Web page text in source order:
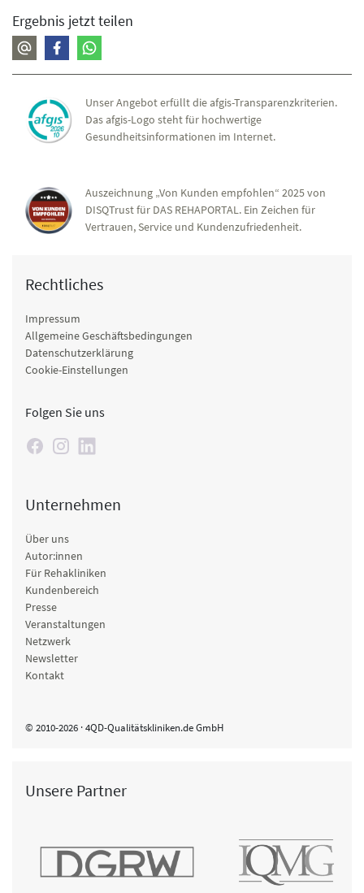
Ergebnis jetzt teilen
Unser Angebot erfüllt die afgis-Transparenzkriterien.
Das afgis-Logo steht für hochwertige
Gesundheitsinformationen im Internet.
Auszeichnung „Von Kunden empfohlen“ 2025 von
DISQTrust für DAS REHAPORTAL. Ein Zeichen für
Vertrauen, Service und Kundenzufriedenheit.
Rechtliches
Impressum
Allgemeine Geschäftsbedingungen
Datenschutzerklärung
Cookie-Einstellungen
Folgen Sie uns
Unternehmen
Über uns
Autor:innen
Für Rehakliniken
Kundenbereich
Presse
Veranstaltungen
Netzwerk
Newsletter
Kontakt
© 2010-2026 · 4QD-Qualitätskliniken.de GmbH
Unsere Partner